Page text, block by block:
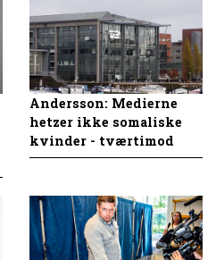
Andersson: Medierne
hetzer ikke somaliske
kvinder - tværtimod